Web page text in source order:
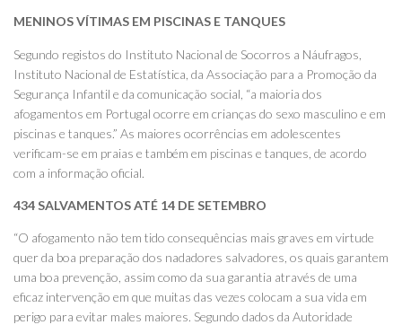
MENINOS VÍTIMAS EM PISCINAS E TANQUES
Segundo registos do Instituto Nacional de Socorros a Náufragos,
Instituto Nacional de Estatística, da Associação para a Promoção da
Segurança Infantil e da comunicação social, “a maioria dos
afogamentos em Portugal ocorre em crianças do sexo masculino e em
piscinas e tanques.” As maiores ocorrências em adolescentes
verificam-se em praias e também em piscinas e tanques, de acordo
com a informação oficial.
434 SALVAMENTOS ATÉ 14 DE SETEMBRO
“O afogamento não tem tido consequências mais graves em virtude
quer da boa preparação dos nadadores salvadores, os quais garantem
uma boa prevenção, assim como da sua garantia através de uma
eficaz intervenção em que muitas das vezes colocam a sua vida em
perigo para evitar males maiores. Segundo dados da Autoridade